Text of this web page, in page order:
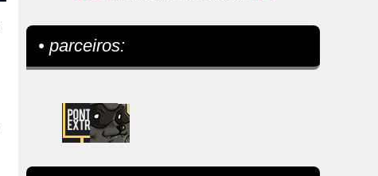
• parceiros: